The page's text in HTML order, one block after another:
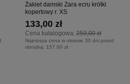
Żakiet damski Zara ecru krótki
kopertowy r. XS
Cena katalogowa: 259,00 zł
133,00 zł
Najniższa cena w okresie 30 dni przed
obniżką: 157,00 zł